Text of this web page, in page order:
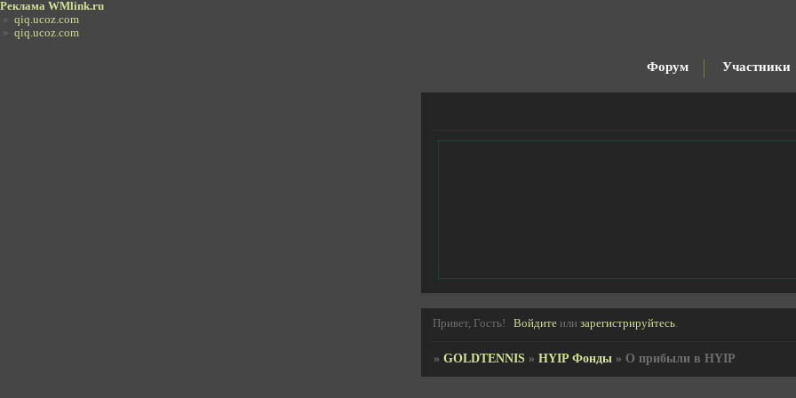
Реклама WMlink.ru
» qiq.ucoz.com
» qiq.ucoz.com
Форум Участники
Привет, Гость! Войдитеили зарегистрируйтесь.
» GOLDTENNIS » HYIP Фонды » О прибыли в HYIP